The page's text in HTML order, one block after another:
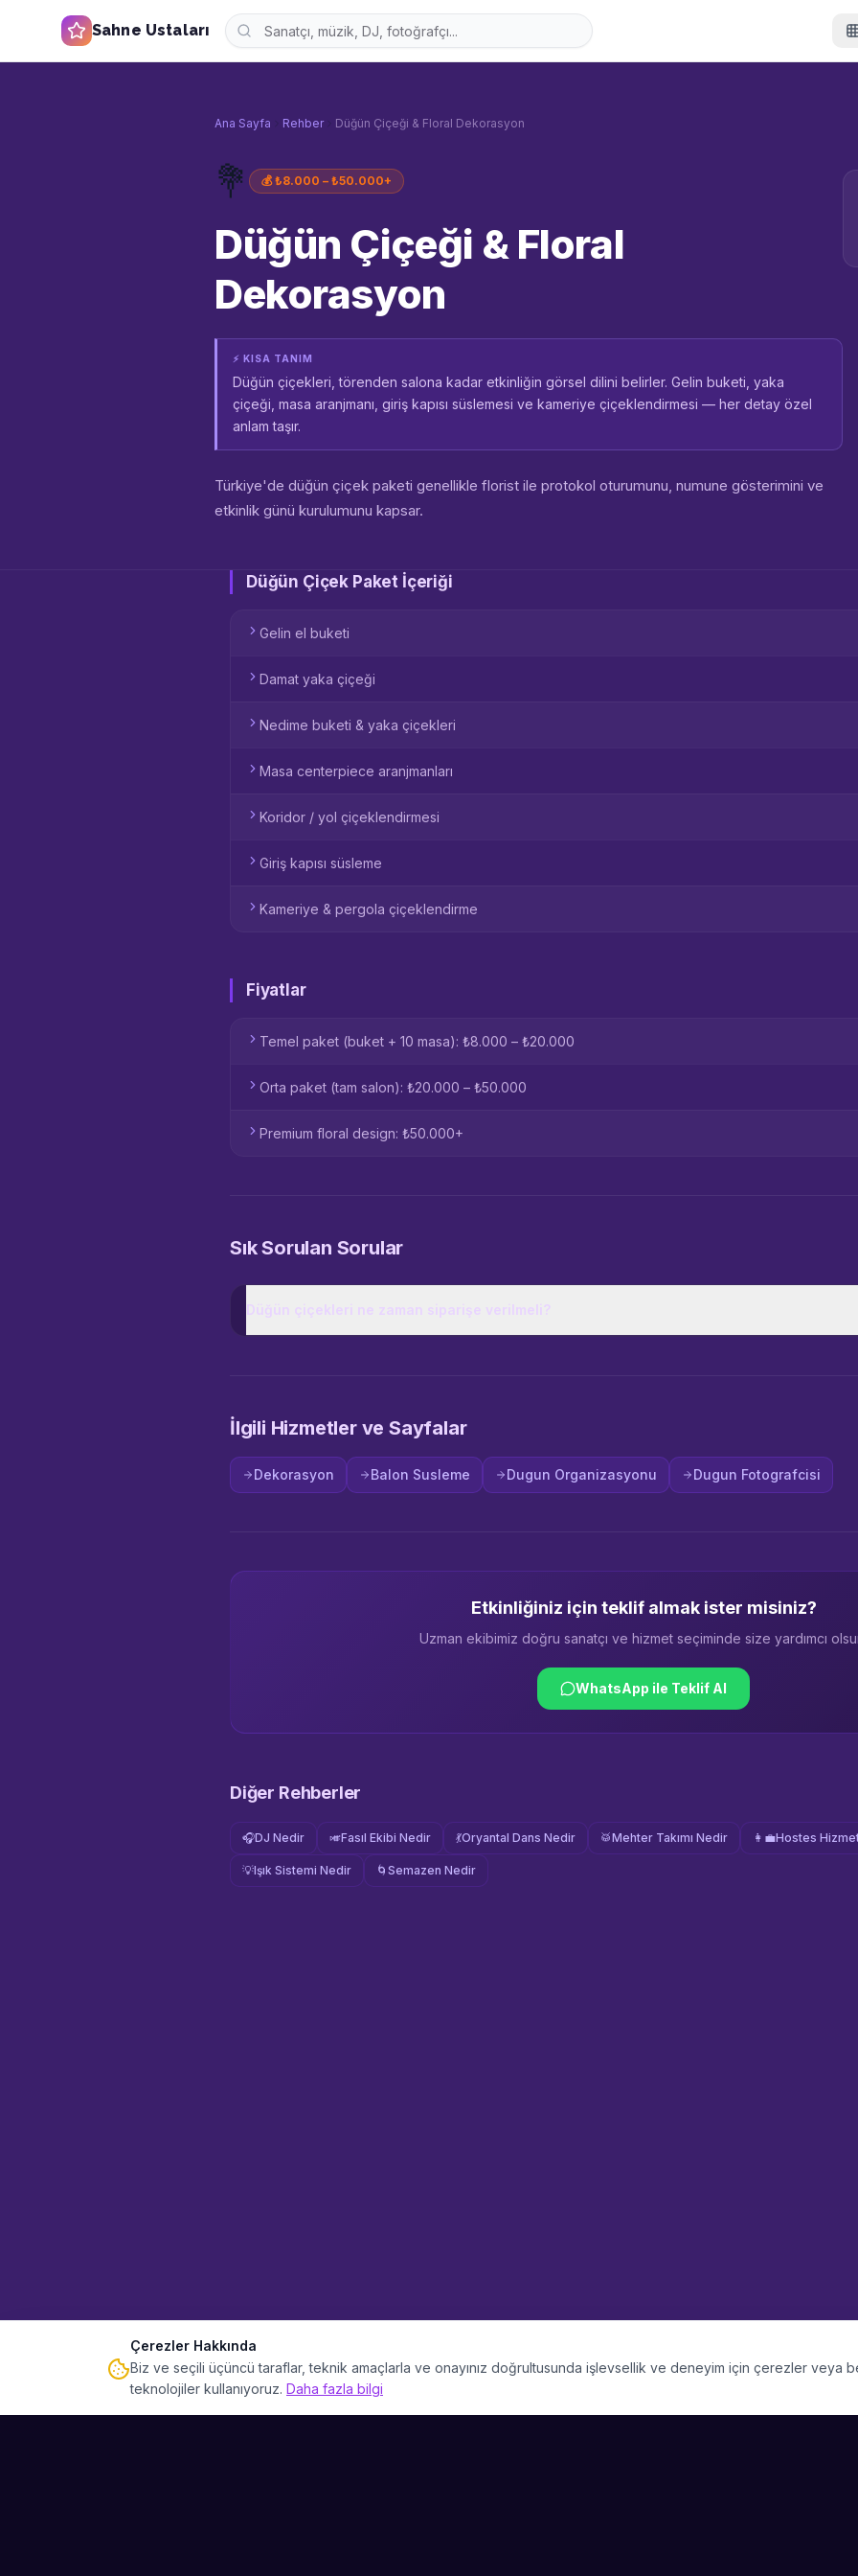
Sahne Ustaları
Ana Sayfa Rehber Düğün Çiçeği & Floral Dekorasyon
💐 💰₺8.000 – ₺50.000+
Düğün Çiçeği & Floral
Dekorasyon
⚡ KISA TANIM
Düğün çiçekleri, törenden salona kadar etkinliğin görsel dilini belirler. Gelin buketi, yaka
çiçeği, masa aranjmanı, giriş kapısı süslemesi ve kameriye çiçeklendirmesi — her detay özel
anlam taşır.
Türkiye'de düğün çiçek paketi genellikle florist ile protokol oturumunu, numune gösterimini ve
etkinlik günü kurulumunu kapsar.
Düğün Çiçek Paket İçeriği
Gelin el buketi
Damat yaka çiçeği
Nedime buketi & yaka çiçekleri
Masa centerpiece aranjmanları
Koridor / yol çiçeklendirmesi
Giriş kapısı süsleme
Kameriye & pergola çiçeklendirme
Fiyatlar
Temel paket (buket + 10 masa): ₺8.000 – ₺20.000
Orta paket (tam salon): ₺20.000 – ₺50.000
Premium floral design: ₺50.000+
Sık Sorulan Sorular
Düğün çiçekleri ne zaman siparişe verilmeli?
İlgili Hizmetler ve Sayfalar
Dekorasyon Balon Susleme Dugun Organizasyonu Dugun Fotografcisi
Etkinliğiniz için teklif almak ister misiniz?
Uzman ekibimiz doğru sanatçı ve hizmet seçiminde size yardımcı
WhatsApp ile Teklif Al
Diğer Rehberler
🎧DJ Nedir 🎺Fasıl Ekibi Nedir 💃Oryantal Dans Nedir 🥁Mehter Takımı Nedir 👩‍💼Hostes
💡Işık Sistemi Nedir 🌀 Semazen Nedir
Çerezler Hakkında
Biz ve seçili üçüncü taraflar, teknik amaçlarla ve onayınız doğrultusunda işlevsellik ve deneyim için çerezler veya
teknolojiler kullanıyoruz. Daha fazla bilgi